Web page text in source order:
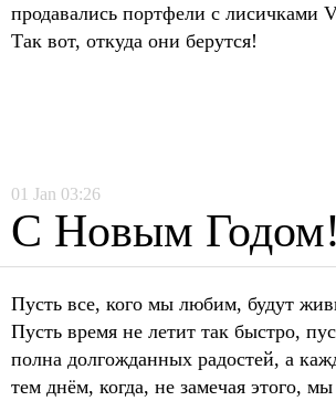
продавались портфели с лисичками
Так вот, откуда они берутся!
01 Jan 03:26
С Новым Годом!
Пусть все, кого мы любим, будут
Пусть время не летит так быстро,
полна долгожданных радостей, а
тем днём, когда, не замечая этого,